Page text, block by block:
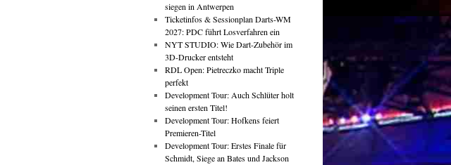
siegen in Antwerpen
Ticketinfos & Sessionplan Darts-WM
2027: PDC führt Losverfahren ein
NYT STUDIO: Wie Dart-Zubehör im
3D-Drucker entsteht
RDL Open: Pietreczko macht Triple
perfekt
Development Tour: Auch Schlüter holt
seinen ersten Titel!
Development Tour: Hofkens feiert
Premieren-Titel
Development Tour: Erstes Finale für
Schmidt, Siege an Bates und Jackson